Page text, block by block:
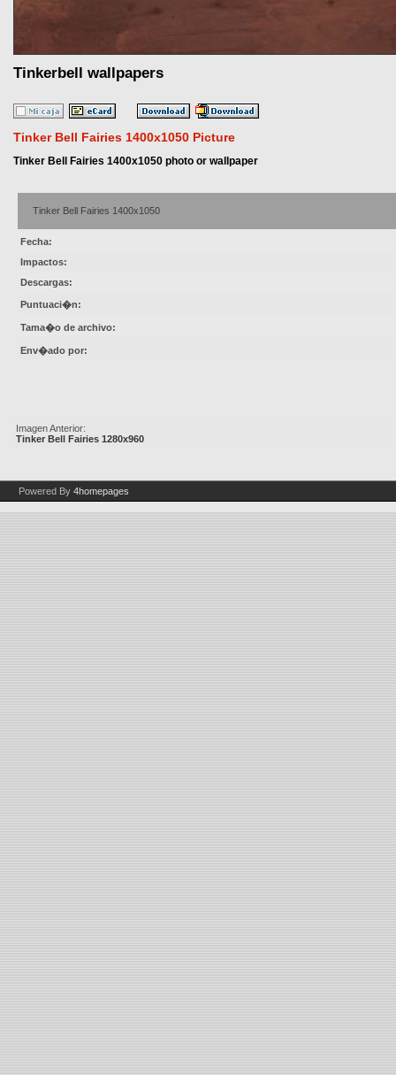
Tinkerbell wallpapers
Tinker Bell Fairies 1400x1050 Picture
Tinker Bell Fairies 1400x1050 photo or wallpaper
Tinker Bell Fairies 1400x1050
Fecha:
Impactos:
Descargas:
Puntuaci�n:
Tama�o de archivo:
Env�ado por:
Imagen Anterior:
Tinker Bell Fairies 1280x960
Powered By 4homepages